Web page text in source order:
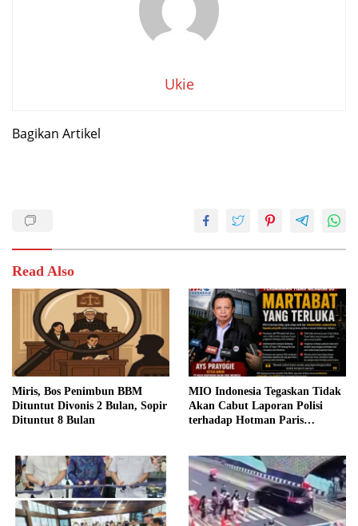
Ukie
Bagikan Artikel
Read Also
Miris, Bos Penimbun BBM
Dituntut Divonis 2 Bulan, Sopir
Dituntut 8 Bulan
MIO Indonesia Tegaskan Tidak
Akan Cabut Laporan Polisi
terhadap Hotman Paris